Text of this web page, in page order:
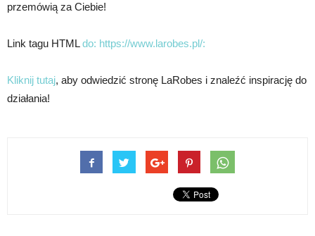
przemówią za Ciebie!
Link tagu HTMLdo: https://www.larobes.pl/:
Kliknij tutaj, aby odwiedzić stronę LaRobes i znaleźć inspirację do
działania!